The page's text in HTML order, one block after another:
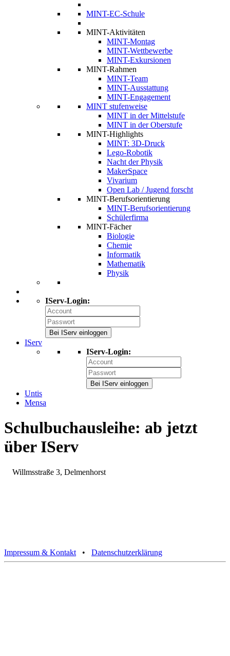
MINT-EC-Schule
MINT-Aktivitäten
MINT-Montag
MINT-Wettbewerbe
MINT-Exkursionen
MINT-Rahmen
MINT-Team
MINT-Ausstattung
MINT-Engagement
MINT stufenweise
MINT in der Mittelstufe
MINT in der Oberstufe
MINT-Highlights
MINT: 3D-Druck
Lego-Robotik
Nacht der Physik
MakerSpace
Vivarium
Open Lab / Jugend forscht
MINT-Berufsorientierung
MINT-Berufsorientierung
Schülerfirma
MINT-Fächer
Biologie
Chemie
Informatik
Mathematik
Physik
IServ-Login:
Bei IServ einloggen
IServ
IServ-Login:
Bei IServ einloggen
Untis
Mensa
Schulbuchausleihe: ab jetzt
über IServ
Willmsstraße 3, Delmenhorst
Impressum & Kontakt • Datenschutzerklärung